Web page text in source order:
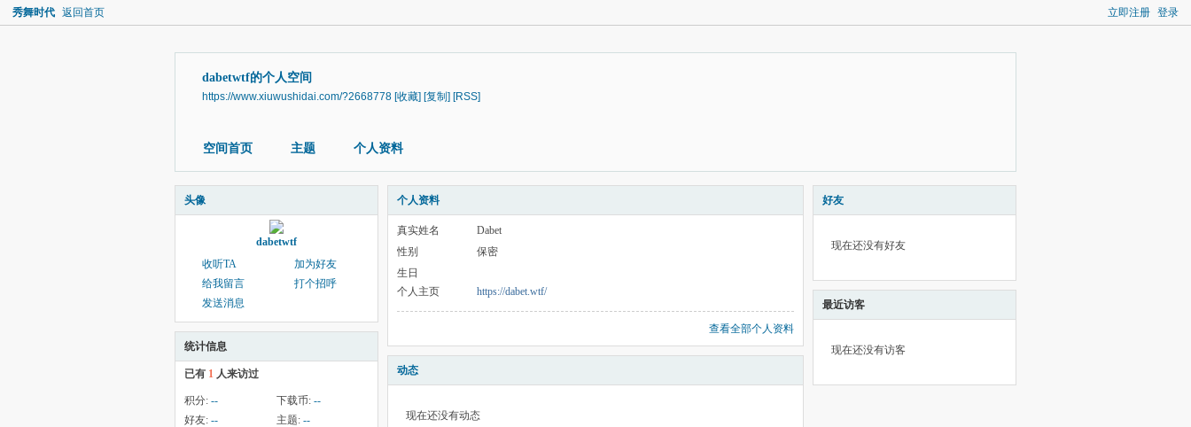
立即注册 登录
秀舞时代 返回首页
dabetwtf的个人空间
https://www.xiuwushidai.com/?2668778 [收藏] [复制] [RSS]
空间首页 主题 个人资料
头像
dabetwtf
收听TA
加为好友
给我留言
打个招呼
发送消息
统计信息
已有 1 人来访过
积分: -- 下载币: --
好友: -- 主题: --
个人资料
真实姓名
Dabet
性别
保密
生日
个人主页
https://dabet.wtf/
查看全部个人资料
动态
现在还没有动态
好友
现在还没有好友
最近访客
现在还没有访客